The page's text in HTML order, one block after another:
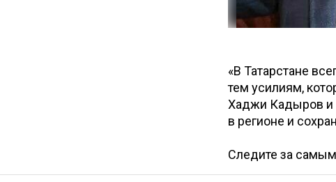
«В Татарстане
тем усилиям,
Хаджи Кадыров и
в регионе и
Следите за